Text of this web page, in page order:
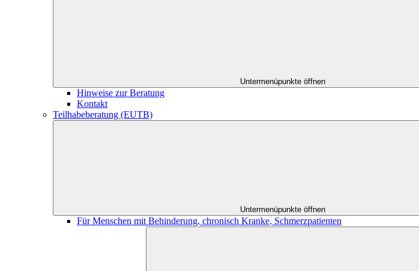
Untermenüpunkte öffnen
Hinweise zur Beratung
Kontakt
Teilhabeberatung (EUTB)
Untermenüpunkte öffnen
Für Menschen mit Behinderung, chronisch Kranke, Schmerzpatienten